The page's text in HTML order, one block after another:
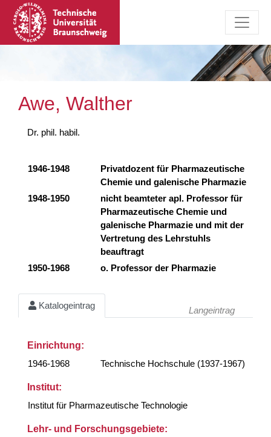
Awe, Walther
Dr. phil. habil.
1946-1948
Privatdozent für Pharmazeutische
Chemie und galenische Pharmazie
1948-1950
nicht beamteter apl. Professor für
Pharmazeutische Chemie und
galenische Pharmazie und mit der
Vertretung des Lehrstuhls
beauftragt
1950-1968
o. Professor der Pharmazie
Katalogeintrag Langeintrag
Einrichtung:
1946-1968
Technische Hochschule (1937-1967)
Institut:
Institut für Pharmazeutische Technologie
Lehr- und Forschungsgebiete: